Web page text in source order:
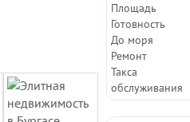
Площадь
Готовность
До моря
Ремонт
Такса
обслуживания